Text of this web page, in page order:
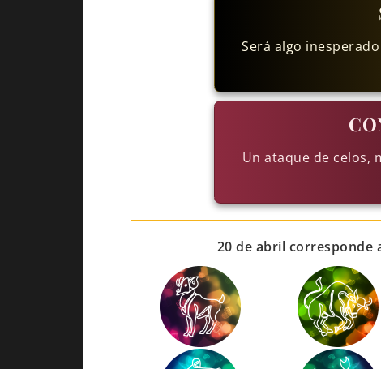
Será algo
Un ataque de celos,
20 de abril corresponde